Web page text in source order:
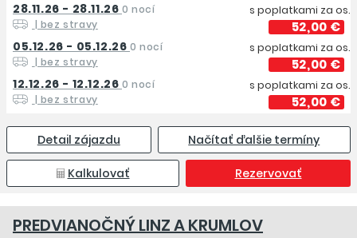
28.11.26 - 28.11.26 0 nocí
| bez stravy
s poplatkami za os.
52,00 €
05.12.26 - 05.12.26 0 nocí
| bez stravy
s poplatkami za os.
52,00 €
12.12.26 - 12.12.26 0 nocí
| bez stravy
s poplatkami za os.
52,00 €
Detail zájazdu Načítať ďalšie termíny
Kalkulovať Rezervovať
PREDVIANOČNÝ LINZ A KRUMLOV